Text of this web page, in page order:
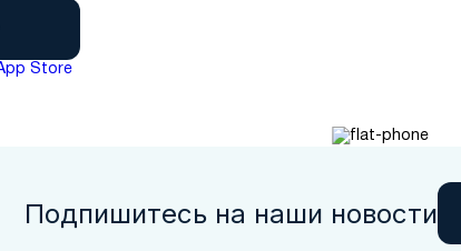
Подпишитесь на наши новости